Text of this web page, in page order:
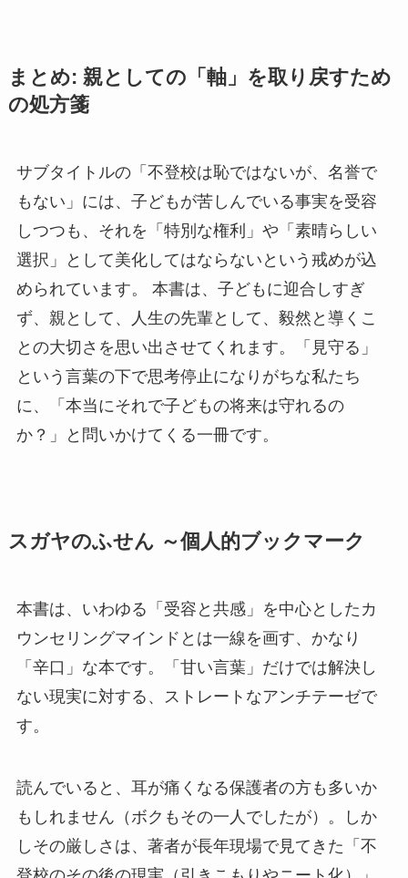
まとめ: 親としての「軸」を取り戻すため
の処方箋
サブタイトルの「不登校は恥ではないが、名誉で
もない」には、子どもが苦しんでいる事実を受容
しつつも、それを「特別な権利」や「素晴らしい
選択」として美化してはならないという戒めが込
められています。 本書は、子どもに迎合しすぎ
ず、親として、人生の先輩として、毅然と導くこ
との大切さを思い出させてくれます。「見守る」
という言葉の下で思考停止になりがちな私たち
に、「本当にそれで子どもの将来は守れるの
か？」と問いかけてくる一冊です。
スガヤのふせん ～個人的ブックマーク
本書は、いわゆる「受容と共感」を中心としたカ
ウンセリングマインドとは一線を画す、かなり
「辛口」な本です。「甘い言葉」だけでは解決し
ない現実に対する、ストレートなアンチテーゼで
す。
読んでいると、耳が痛くなる保護者の方も多いか
もしれません（ボクもその一人でしたが）。しか
しその厳しさは、著者が長年現場で見てきた「不